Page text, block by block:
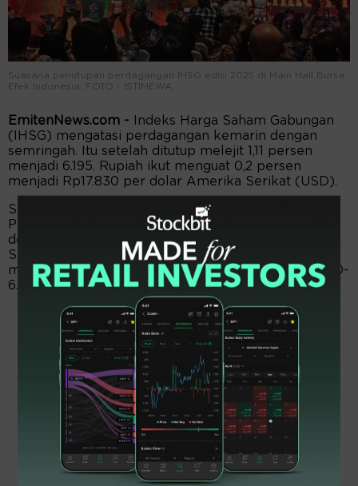
Suasana penutupan perdagangan IHSG edisi 2025 di Main Hall Bursa
Efek Indonesia. FOTO - ISTIMEWA
EmitenNews.com -
Indeks Harga Saham Gabungan
(IHSG) mengatasi perdagangan kemarin dengan
semringah. Itu setelah ditutup melejit 1,11 persen
menjadi 6.195. Rupiah ikut menguat 0,2 persen
menjadi Rp17.830 per dolar Amerika Serikat (USD).
Secara teknikal, IHSG bertahan di atas level MA5.
Penyempitan histogram negatif MACD berlanjut
dengan Stochastic RSI mengarah ke area pivot.
Sehingga diperkirakan IHSG berpotensi
menlanjutkan penguatan dengan menguji level 6.220-
6.280.